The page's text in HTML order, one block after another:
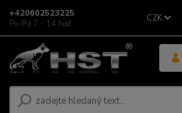
CZK
+420602523225
Po-Pá 7 - 14 hod.